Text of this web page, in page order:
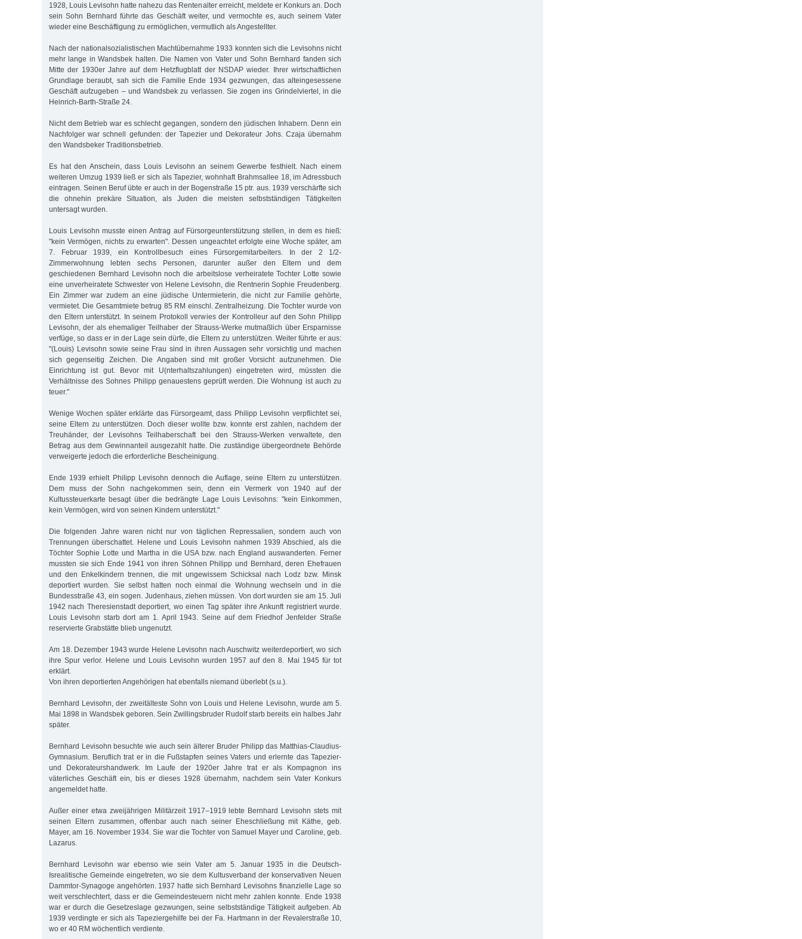
1928, Louis Levisohn hatte nahezu das Rentenalter erreicht, meldete er Konkurs an. Doch
sein Sohn Bernhard führte das Geschäft weiter, und vermochte es, auch seinem Vater
wieder eine Beschäftigung zu ermöglichen, vermutlich als Angestellter.
Nach der nationalsozialistischen Machtübernahme 1933 konnten sich die Levisohns nicht
mehr lange in Wandsbek halten. Die Namen von Vater und Sohn Bernhard fanden sich
Mitte der 1930er Jahre auf dem Hetzflugblatt der NSDAP wieder. Ihrer wirtschaftlichen
Grundlage beraubt, sah sich die Familie Ende 1934 gezwungen, das alteingesessene
Geschäft aufzugeben – und Wandsbek zu verlassen. Sie zogen ins Grindelviertel, in die
Heinrich-Barth-Straße 24.
Nicht dem Betrieb war es schlecht gegangen, sondern den jüdischen Inhabern. Denn ein
Nachfolger war schnell gefunden: der Tapezier und Dekorateur Johs. Czaja übernahm
den Wandsbeker Traditionsbetrieb.
Es hat den Anschein, dass Louis Levisohn an seinem Gewerbe festhielt. Nach einem
weiteren Umzug 1939 ließ er sich als Tapezier, wohnhaft Brahmsallee 18, im Adressbuch
eintragen. Seinen Beruf übte er auch in der Bogenstraße 15 ptr. aus. 1939 verschärfte sich
die ohnehin prekäre Situation, als Juden die meisten selbstständigen Tätigkeiten
untersagt wurden.
Louis Levisohn musste einen Antrag auf Fürsorgeunterstützung stellen, in dem es hieß:
"kein Vermögen, nichts zu erwarten". Dessen ungeachtet erfolgte eine Woche später, am
7. Februar 1939, ein Kontrollbesuch eines Fürsorgemitarbeiters. In der 2 1/2-
Zimmerwohnung lebten sechs Personen, darunter außer den Eltern und dem
geschiedenen Bernhard Levisohn noch die arbeitslose verheiratete Tochter Lotte sowie
eine unverheiratete Schwester von Helene Levisohn, die Rentnerin Sophie Freudenberg.
Ein Zimmer war zudem an eine jüdische Untermieterin, die nicht zur Familie gehörte,
vermietet. Die Gesamtmiete betrug 85 RM einschl. Zentralheizung. Die Tochter wurde von
den Eltern unterstützt. In seinem Protokoll verwies der Kontrolleur auf den Sohn Philipp
Levisohn, der als ehemaliger Teilhaber der Strauss-Werke mutmaßlich über Ersparnisse
verfüge, so dass er in der Lage sein dürfe, die Eltern zu unterstützen. Weiter führte er aus:
"(Louis) Levisohn sowie seine Frau sind in ihren Aussagen sehr vorsichtig und machen
sich gegenseitig Zeichen. Die Angaben sind mit großer Vorsicht aufzunehmen. Die
Einrichtung ist gut. Bevor mit U(nterhaltszahlungen) eingetreten wird, müssten die
Verhältnisse des Sohnes Philipp genauestens geprüft werden. Die Wohnung ist auch zu
teuer."
Wenige Wochen später erklärte das Fürsorgeamt, dass Philipp Levisohn verpflichtet sei,
seine Eltern zu unterstützen. Doch dieser wollte bzw. konnte erst zahlen, nachdem der
Treuhänder, der Levisohns Teilhaberschaft bei den Strauss-Werken verwaltete, den
Betrag aus dem Gewinnanteil ausgezahlt hatte. Die zuständige übergeordnete Behörde
verweigerte jedoch die erforderliche Bescheinigung.
Ende 1939 erhielt Philipp Levisohn dennoch die Auflage, seine Eltern zu unterstützen.
Dem muss der Sohn nachgekommen sein, denn ein Vermerk von 1940 auf der
Kultussteuerkarte besagt über die bedrängte Lage Louis Levisohns: "kein Einkommen,
kein Vermögen, wird von seinen Kindern unterstützt."
Die folgenden Jahre waren nicht nur von täglichen Repressalien, sondern auch von
Trennungen überschattet. Helene und Louis Levisohn nahmen 1939 Abschied, als die
Töchter Sophie Lotte und Martha in die USA bzw. nach England auswanderten. Ferner
mussten sie sich Ende 1941 von ihren Söhnen Philipp und Bernhard, deren Ehefrauen
und den Enkelkindern trennen, die mit ungewissem Schicksal nach Lodz bzw. Minsk
deportiert wurden. Sie selbst hatten noch einmal die Wohnung wechseln und in die
Bundesstraße 43, ein sogen. Judenhaus, ziehen müssen. Von dort wurden sie am 15. Juli
1942 nach Theresienstadt deportiert, wo einen Tag später ihre Ankunft registriert wurde.
Louis Levisohn starb dort am 1. April 1943. Seine auf dem Friedhof Jenfelder Straße
reservierte Grabstätte blieb ungenutzt.
Am 18. Dezember 1943 wurde Helene Levisohn nach Auschwitz weiterdeportiert, wo sich
ihre Spur verlor. Helene und Louis Levisohn wurden 1957 auf den 8. Mai 1945 für tot
erklärt.
Von ihren deportierten Angehörigen hat ebenfalls niemand überlebt (s.u.).
Bernhard Levisohn, der zweitälteste Sohn von Louis und Helene Levisohn, wurde am 5.
Mai 1898 in Wandsbek geboren. Sein Zwillingsbruder Rudolf starb bereits ein halbes Jahr
später.
Bernhard Levisohn besuchte wie auch sein älterer Bruder Philipp das Matthias-Claudius-
Gymnasium. Beruflich trat er in die Fußstapfen seines Vaters und erlernte das Tapezier-
und Dekorateurshandwerk. Im Laufe der 1920er Jahre trat er als Kompagnon ins
väterliches Geschäft ein, bis er dieses 1928 übernahm, nachdem sein Vater Konkurs
angemeldet hatte.
Außer einer etwa zweijährigen Militärzeit 1917–1919 lebte Bernhard Levisohn stets mit
seinen Eltern zusammen, offenbar auch nach seiner Eheschließung mit Käthe, geb.
Mayer, am 16. November 1934. Sie war die Tochter von Samuel Mayer und Caroline, geb.
Lazarus.
Bernhard Levisohn war ebenso wie sein Vater am 5. Januar 1935 in die Deutsch-
Isrealitische Gemeinde eingetreten, wo sie dem Kultusverband der konservativen Neuen
Dammtor-Synagoge angehörten. 1937 hatte sich Bernhard Levisohns finanzielle Lage so
weit verschlechtert, dass er die Gemeindesteuern nicht mehr zahlen konnte. Ende 1938
war er durch die Gesetzeslage gezwungen, seine selbstständige Tätigkeit aufgeben. Ab
1939 verdingte er sich als Tapeziergehilfe bei der Fa. Hartmann in der Revalerstraße 10,
wo er 40 RM wöchentlich verdiente.